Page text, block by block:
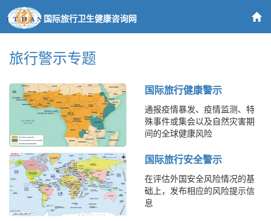
国际旅行卫生健康咨询网
旅行警示专题
国际旅行健康警示
通报疫情暴发、疫情监测、特
殊事件或集会以及自然灾害期
间的全球健康风险
国际旅行安全警示
在评估外国安全风险情况的基
础上，发布相应的风险提示信
息